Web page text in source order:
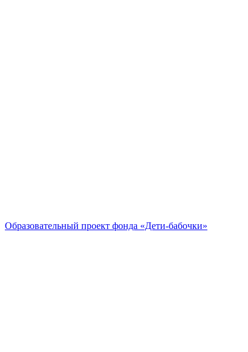
Образовательный проект фонда «Дети-бабочки»